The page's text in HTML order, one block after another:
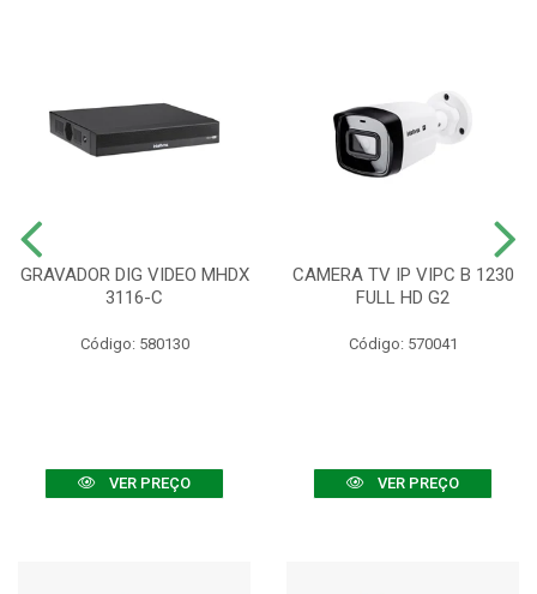
GRAVADOR DIG VIDEO MHDX
3116-C
Código: 580130
VER PREÇO
CAMERA TV IP VIPC B 1230
FULL HD G2
Código: 570041
VER PREÇO